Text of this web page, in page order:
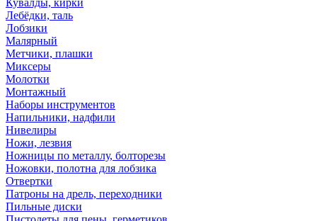
Кувалды, кирки
Лебёдки, таль
Лобзики
Малярный
Метчики, плашки
Миксеры
Молотки
Монтажный
Наборы инструментов
Напильники, надфили
Нивелиры
Ножи, лезвия
Ножницы по металлу, болторезы
Ножовки, полотна для лобзика
Отвертки
Патроны на дрель, переходники
Пильные диски